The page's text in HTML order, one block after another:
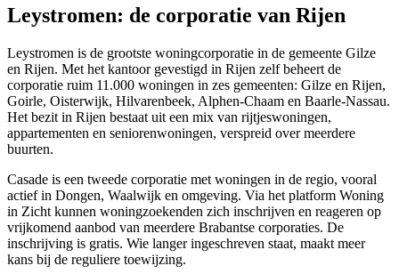
Leystromen: de corporatie van Rijen
Leystromen is de grootste woningcorporatie in de gemeente Gilze
en Rijen. Met het kantoor gevestigd in Rijen zelf beheert de
corporatie ruim 11.000 woningen in zes gemeenten: Gilze en Rijen,
Goirle, Oisterwijk, Hilvarenbeek, Alphen-Chaam en Baarle-Nassau.
Het bezit in Rijen bestaat uit een mix van rijtjeswoningen,
appartementen en seniorenwoningen, verspreid over meerdere
buurten.
Casade is een tweede corporatie met woningen in de regio, vooral
actief in Dongen, Waalwijk en omgeving. Via het platform Woning
in Zicht kunnen woningzoekenden zich inschrijven en reageren op
vrijkomend aanbod van meerdere Brabantse corporaties. De
inschrijving is gratis. Wie langer ingeschreven staat, maakt meer
kans bij de reguliere toewijzing.